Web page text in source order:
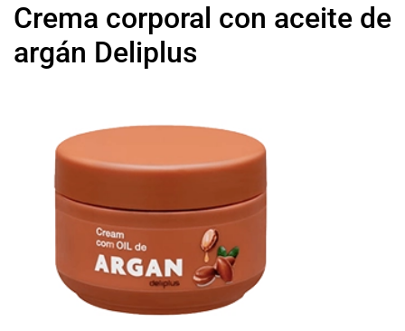
Crema corporal con aceite de
argán Deliplus